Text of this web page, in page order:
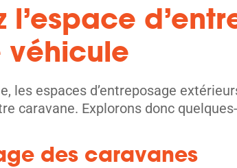
l’espace
véhicule
les espaces d’entreposage
caravane. Explorons donc
des caravanes